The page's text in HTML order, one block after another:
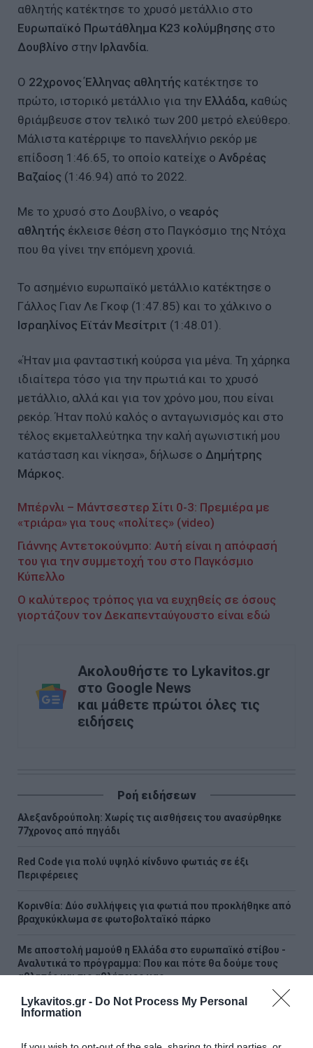
Lykavitos.gr - Do Not Process My Personal
Information
αθλητής κατέκτησε το χρυσό μετάλλιο στο
Ευρωπαϊκό Πρωτάθλημα Κ23 κολύμβησης στο
Δουβλίνο στην Ιρλανδία.
Ο 22χρονος Έλληνας αθλητής κατέκτησε το
πρώτο, ιστορικό μετάλλιο για την Ελλάδα, καθώς
θριάμβευσε στον τελικό των 200 μετρό ελεύθερο.
Μάλιστα κατέρριψε το πανελλήνιο ρεκόρ με
επίδοση 1:46.65, το οποίο κατείχε ο Ανδρέας
Βαζαίος (1:46.94) από το 2022.
Με το χρυσό στο Δουβλίνο, ο νεαρός
αθλητής έκλεισε θέση στο Παγκόσμιο της Ντόχα
που θα γίνει την επόμενη χρονιά.
Το ασημένιο ευρωπαϊκό μετάλλιο κατέκτησε ο
Γάλλος Γιαν Λε Γκοφ (1:47.85) και το χάλκινο ο
Ισραηλίνος Εϊτάν Μεσίτριτ (1:48.01).
«Ήταν μια φανταστική κούρσα για μένα. Τη χάρηκα
ιδιαίτερα τόσο για την πρωτιά και το χρυσό
μετάλλιο, αλλά και για τον χρόνο μου, που είναι
ρεκόρ. Ήταν πολύ καλός ο ανταγωνισμός και στο
τέλος εκμεταλλεύτηκα την καλή αγωνιστική μου
κατάσταση και νίκησα», δήλωσε ο Δημήτρης
Μάρκος.
Μπέρνλι – Μάντσεστερ Σίτι 0-3: Πρεμιέρα με
«τριάρα» για τους «πολίτες» (video)
Γιάννης Αντετοκούνμπο: Αυτή είναι η απόφασή
του για την συμμετοχή του στο Παγκόσμιο
Κύπελλο
Ο καλύτερος τρόπος για να ευχηθείς σε όσους
γιορτάζουν τον Δεκαπενταύγουστο είναι εδώ
Ακολουθήστε το Lykavitos.gr
στο Google News
και μάθετε πρώτοι όλες τις
ειδήσεις
Ροή ειδήσεων
Αλεξανδρούπολη: Χωρίς τις αισθήσεις του ανασύρθηκε
77χρονος από πηγάδι
Red Code για πολύ υψηλό κίνδυνο φωτιάς σε έξι
Περιφέρειες
Κορινθία: Δύο συλλήψεις για φωτιά που προκλήθηκε από
βραχυκύκλωμα σε φωτοβολταϊκό πάρκο
Με αποστολή μαμούθ η Ελλάδα στο ευρωπαϊκό στίβου -
Αναλυτικά το πρόγραμμα: Που και πότε θα δούμε τους
αθλητές και τις αθλήτριες μας
Χρυσός: Ράλι έως τα 5.000 δολάρια προβλέπει η UBS - Οι 4